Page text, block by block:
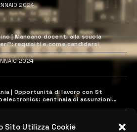
Sito Utilizza Cookie
2024
| Mancano docenti alla scuola
requisiti e come candidarsi
2024
| Opportunità di lavoro con St
centinaia di assunzioni